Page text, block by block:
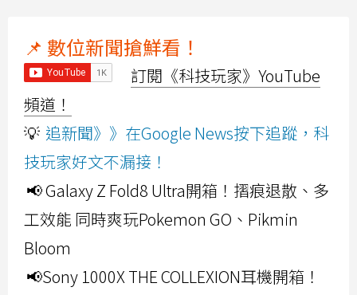
📌 數位新聞搶鮮看！
訂閱《科技玩家》YouTube
頻道！
💡 追新聞》》在Google News按下追蹤，科
技玩家好文不漏接！
📢 Galaxy Z Fold8 Ultra開箱！摺痕退散、多
工效能 同時爽玩Pokemon GO、Pikmin
Bloom
📢Sony 1000X THE COLLEXION耳機開箱！